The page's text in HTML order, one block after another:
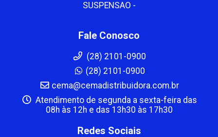
SUSPENSAO -
Fale Conosco
(28) 2101-0900
(28) 2101-0900
cema@cemadistribuidora.com.br
Atendimento de segunda a sexta-feira das
08h às 12h e das 13h30 às 17h30
Redes Sociais